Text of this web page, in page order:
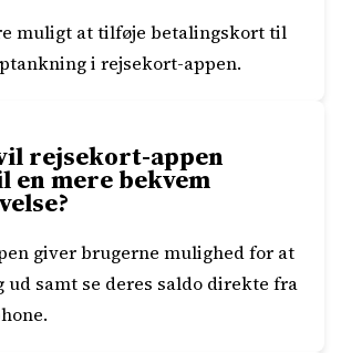
muligt at tilføje betalingskort til
i rejsekort-appen.
rejsekort-appen
en mere bekvem
giver brugerne mulighed for at
ud samt se deres saldo direkte fra